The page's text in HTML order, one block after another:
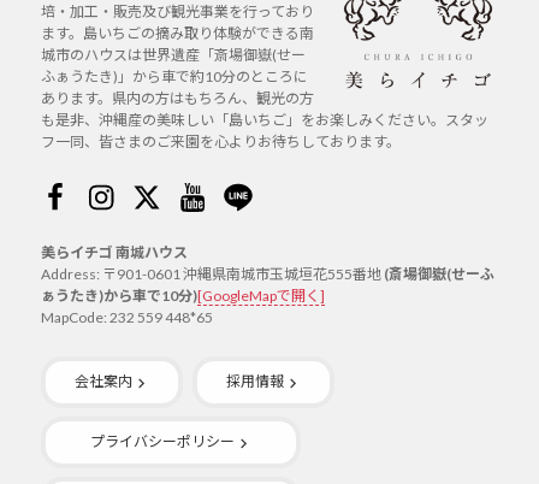
培・加工・販売及び観光事業を行っており
ます。島いちごの摘み取り体験ができる南
城市のハウスは世界遺産「斎場御嶽(せー
ふぁうたき)」から車で約10分のところに
あります。県内の方はもちろん、観光の方
も是非、沖縄産の美味しい「島いちご」をお楽しみください。スタッ
フ一同、皆さまのご来園を心よりお待ちしております。
Facebook
Instagram
Twitter
Youtube
Line
美らイチゴ 南城ハウス
Address: 〒901-0601 沖縄県南城市玉城垣花555番地 (斎場御嶽(せーふ
ぁうたき)から車で10分)[GoogleMapで開く]
MapCode: 232 559 448*65
会社案内 採用情報
プライバシーポリシー